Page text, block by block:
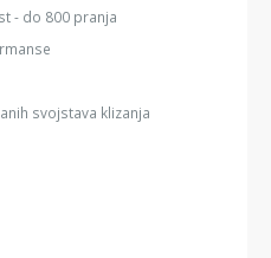
- do 800 pranja
svojstava klizanja